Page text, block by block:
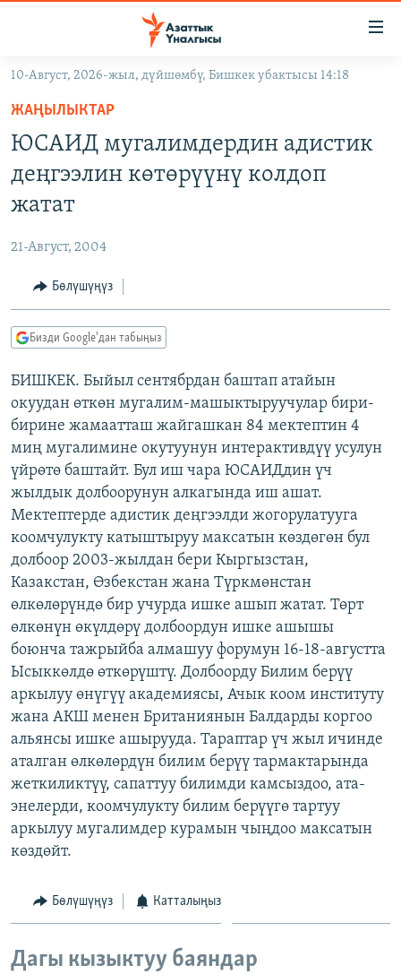
Навигацияга
өтүңүз
Издөөгө
салыңыз
МАДАНИЯТ
ТВ ПРОГРАММАЛАР
БҮГҮН АЗАТТЫКТА
ДАНИСТЕ
АЗАТТЫК+
ЫҢГАЙСЫЗ СУРООЛОР
ПОДКАСТ
ОНЛАЙН ШЕРИНЕ
ЭЕ/АРнун бардык сайттары
10-Август, 2026-жыл, дүйшөмбү, Бишкек убактысы 14:18
ЖАҢЫЛЫКТАР
ЮСАИД мугалимдердин адистик
деңгээлин көтөрүүнү колдоп
жатат
21-Август, 2004
Бөлүшүңүз
Бизди Google'дан табыңыз
БИШКЕК. Быйыл сентябрдан баштап атайын
окуудан өткөн мугалим-машыктыруучулар бири-
бирине жамаатташ жайгашкан 84 мектептин 4
миң мугалимине окутуунун интерактивдүү усулун
үйрөтө баштайт. Бул иш чара ЮСАИДдин үч
жылдык долбоорунун алкагында иш ашат.
Мектептерде адистик деңгээлди жогорулатууга
коомчулукту катыштыруу максатын көздөгөн бул
долбоор 2003-жылдан бери Кыргызстан,
Казакстан, Өзбекстан жана Түркмөнстан
өлкөлөрүндө бир учурда ишке ашып жатат. Төрт
өлкөнүн өкүлдөрү долбоордун ишке ашышы
боюнча тажрыйба алмашуу форумун 16-18-августта
Ысыккөлдө өткөрүштү. Долбоорду Билим берүү
аркылуу өнүгүү академиясы, Ачык коом институту
жана АКШ менен Британиянын Балдарды коргоо
альянсы ишке ашырууда. Тараптар үч жыл ичинде
аталган өлкөлөрдүн билим берүү тармактарында
жеткиликтүү, сапаттуу билимди камсыздоо, ата-
энелерди, коомчулукту билим берүүгө тартуу
аркылуу мугалимдер курамын чыңдоо максатын
көздөйт.
Бөлүшүңүз Катталыңыз
Дагы кызыктуу баяндар